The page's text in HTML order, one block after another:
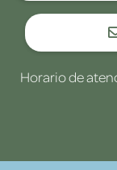
Horario de